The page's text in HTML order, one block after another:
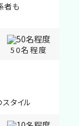
者も
50名程度
タイル